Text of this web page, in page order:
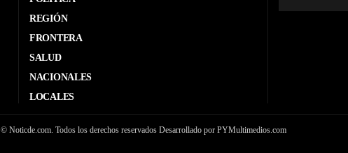
REGIÓN
FRONTERA
SALUD
NACIONALES
LOCALES
© Noticde.com. Todos los derechos reservados Desarrollado por PYMultimedios.com